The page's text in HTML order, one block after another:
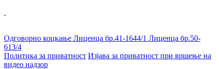
Одговорно коцкање Лиценца бр.41-1644/1 Лиценца бр.50-
613/4
Политика за приватност Изјава за приватност при вршење на
видео надзор